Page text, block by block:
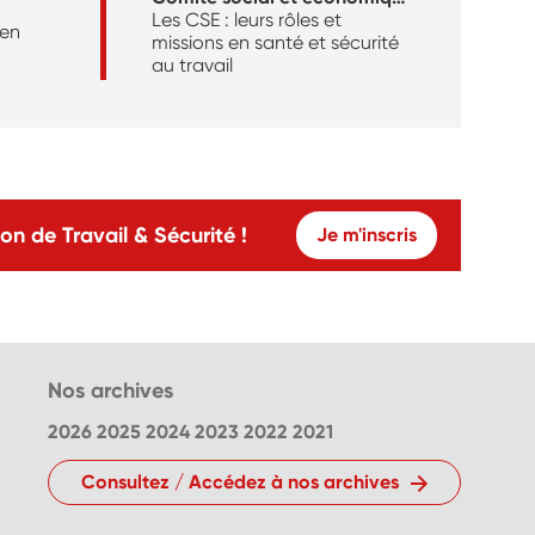
Les CSE : leurs rôles et
missions en santé et sécurité
au travail
de Travail & Sécurité ! Je m'inscris
Nos archives
2026 2025 2024 2023 2022 2021
Consultez / Accédez à nos archives